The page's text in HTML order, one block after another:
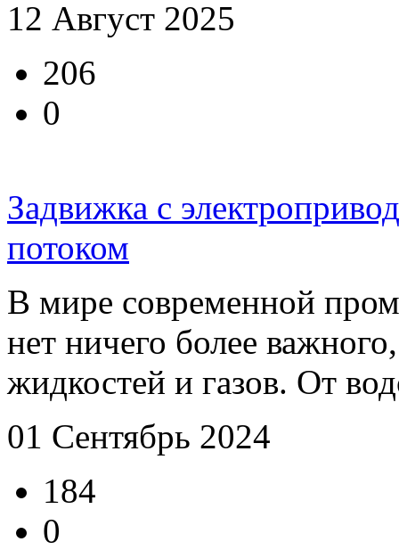
12 Август 2025
206
0
Задвижка с
потоком
В мире современной
нет ничего более
жидкостей и газов. От
01 Сентябрь 2024
184
0